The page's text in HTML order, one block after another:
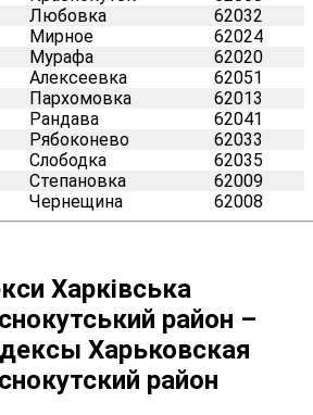
Любовка
62032
Мирное
62024
Мурафа
62020
Алексеевка
62051
Пархомовка
62013
Рандава
62041
Рябоконево
62033
Слободка
62035
Степановка
62009
Чернещина 62008
Харківська
район –
Харьковская
район